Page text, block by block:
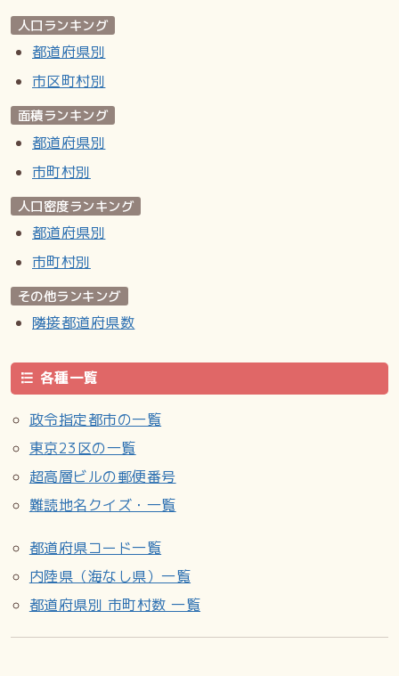
人口ランキング
都道府県別
市区町村別
面積ランキング
都道府県別
市町村別
人口密度ランキング
都道府県別
市町村別
その他ランキング
隣接都道府県数
各種一覧
政令指定都市の一覧
東京23区の一覧
超高層ビルの郵便番号
難読地名クイズ・一覧
都道府県コード一覧
内陸県（海なし県）一覧
都道府県別 市町村数 一覧